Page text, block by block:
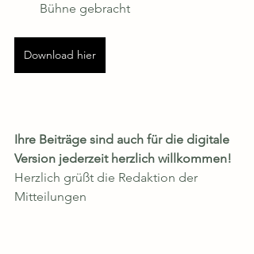
Bühne gebracht
Download hier
Ihre Beiträge sind auch für die digitale
Version jederzeit herzlich willkommen!
Herzlich grüßt die Redaktion der
Mitteilungen